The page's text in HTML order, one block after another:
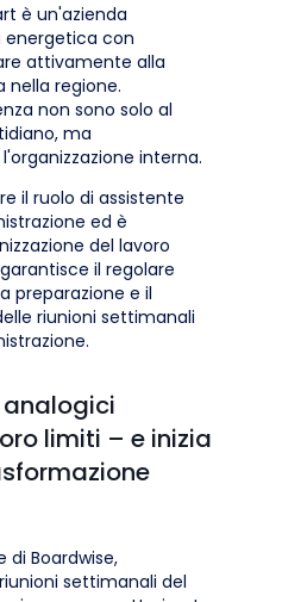
è un'azienda
con
attivamente alla
nella regione.
non sono solo al
ma
interna.
il ruolo di assistente
ed è
del lavoro
il regolare
preparazione e il
riunioni settimanali
analogici
limiti – e inizia
di Boardwise,
settimanali del